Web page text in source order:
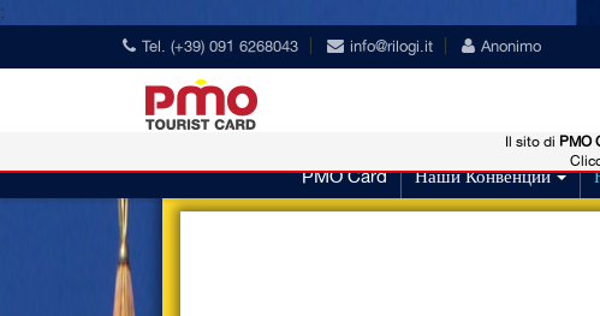
;
Tel. (+39) 091 6268043 info@rilogi.it Anonimo
PMO Card Наши Конвенции
Il sito di PMO